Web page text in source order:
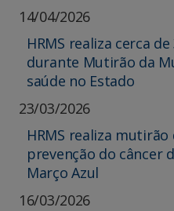
14/04/2026
HRMS realiza cerca
durante Mutirão da
saúde no Estado
23/03/2026
HRMS realiza
prevenção do câncer
Março Azul
16/03/2026